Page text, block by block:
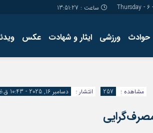
ساعت : 13:51:28
حوادث ورزشی ایثار و شهادت عکس
کارگاه
تولید
انتشار :
دسامبر 16, 2025 - 10:43 ق.ظ مشاهده : 257